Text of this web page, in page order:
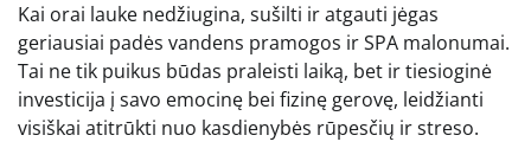
Kai orai lauke nedžiugina, sušilti ir atgauti jėgas
geriausiai padės vandens pramogos ir SPA malonumai.
Tai ne tik puikus būdas praleisti laiką, bet ir tiesioginė
investicija į savo emocinę bei fizinę gerovę, leidžianti
visiškai atitrūkti nuo kasdienybės rūpesčių ir streso.